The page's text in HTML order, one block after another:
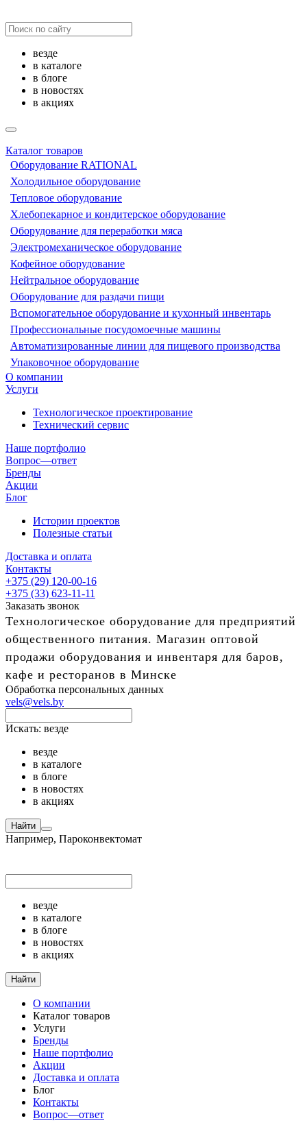
везде
в каталоге
в блоге
в новостях
в акциях
Каталог товаров
Оборудование RATIONAL
Холодильное оборудование
Тепловое оборудование
Хлебопекарное и кондитерское оборудование
Оборудование для переработки мяса
Электромеханическое оборудование
Кофейное оборудование
Нейтральное оборудование
Оборудование для раздачи пищи
Вспомогательное оборудование и кухонный инвентарь
Профессиональные посудомоечные машины
Автоматизированные линии для пищевого производства
Упаковочное оборудование
О компании
Услуги
Технологическое проектирование
Технический сервис
Наше портфолио
Вопрос—ответ
Бренды
Акции
Блог
Истории проектов
Полезные статьи
Доставка и оплата
Контакты
+375 (29) 120-00-16
+375 (33) 623-11-11
Заказать звонок
Технологическое оборудование для предприятий
общественного питания. Магазин оптовой
продажи оборудования и инвентаря для баров,
кафе и ресторанов в Минске
Обработка персональных данных
vels@vels.by
Искать: везде
везде
в каталоге
в блоге
в новостях
в акциях
Найти
Например, Пароконвектомат
везде
в каталоге
в блоге
в новостях
в акциях
Найти
О компании
Каталог товаров
Услуги
Бренды
Наше портфолио
Акции
Доставка и оплата
Блог
Контакты
Вопрос—ответ